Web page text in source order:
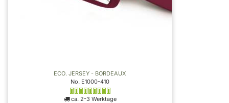
ECO. JERSEY - BORDEAUX
No. E1000-410
ca. 2-3 Werktage